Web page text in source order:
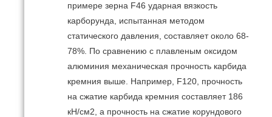
примере зерна F46 ударная вязкость
карборунда, испытанная методом
статического давления, составляет около 68-
78%. По сравнению с плавленым оксидом
алюминия механическая прочность карбида
кремния выше. Например, F120, прочность
на сжатие карбида кремния составляет 186
кН/см2, а прочность на сжатие корундового